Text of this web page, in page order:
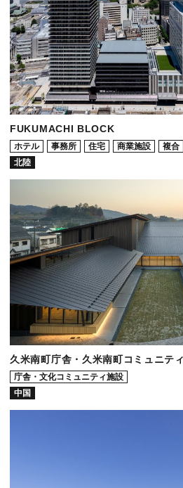
FUKUMACHI BLOCK
ホテル 事務所 住宅 商業施設
複合
北陸
久米南町庁舎・久米南町コミュニテ
庁舎・文化コミュニティ施設
中国